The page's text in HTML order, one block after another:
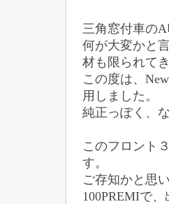
三角窓付車の
何が大変かと
材も限られて
この度は、
用しました。
純正っぽく、
このフロント
す。
ご存知かと思
100PREMIで